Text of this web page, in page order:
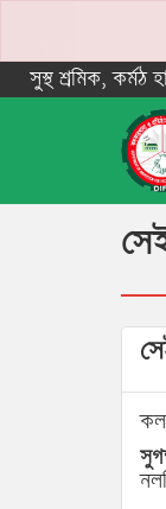
সুস্থ শ্রমিক, কর্মঠ